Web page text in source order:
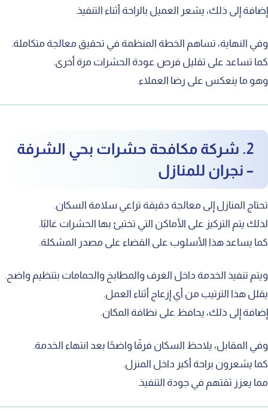
إلى ذلك، يشعر العميل بالراحة أثناء التنفيذ.
النهاية، تساهم الخطة المنظمة في تحقيق معالجة متكاملة.
تساعد على تقليل فرص عودة الحشرات مرة أخرى.
ما ينعكس على رضا العملاء.
2. شركة مكافحة حشرات بحي الشرفة
– نجران للمنازل
المنازل إلى معالجة دقيقة تراعي سلامة السكان.
يتم التركيز على الأماكن التي تختبئ بها الحشرات غالبًا.
يساعد هذا الأسلوب على القضاء على مصدر المشكلة.
تنفيذ الخدمة داخل الغرف والمطابخ والحمامات بتنظيم واضح.
هذا الترتيب من أي إزعاج أثناء العمل.
إلى ذلك، يحافظ على نظافة المكان.
المقابل، يلاحظ السكان فرقًا واضحًا بعد انتهاء الخدمة.
يشعرون براحة أكبر داخل المنزل.
يعزز ثقتهم في جودة التنفيذ.